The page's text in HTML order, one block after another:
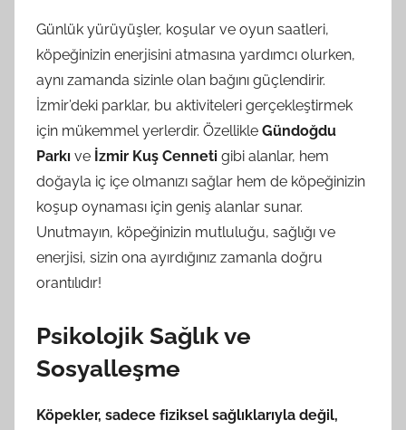
Günlük yürüyüşler, koşular ve oyun saatleri,
köpeğinizin enerjisini atmasına yardımcı olurken,
aynı zamanda sizinle olan bağını güçlendirir.
İzmir’deki parklar, bu aktiviteleri gerçekleştirmek
için mükemmel yerlerdir. Özellikle Gündoğdu
Parkı ve İzmir Kuş Cenneti gibi alanlar, hem
doğayla iç içe olmanızı sağlar hem de köpeğinizin
koşup oynaması için geniş alanlar sunar.
Unutmayın, köpeğinizin mutluluğu, sağlığı ve
enerjisi, sizin ona ayırdığınız zamanla doğru
orantılıdır!
Psikolojik Sağlık ve
Sosyalleşme
Köpekler, sadece fiziksel sağlıklarıyla değil,